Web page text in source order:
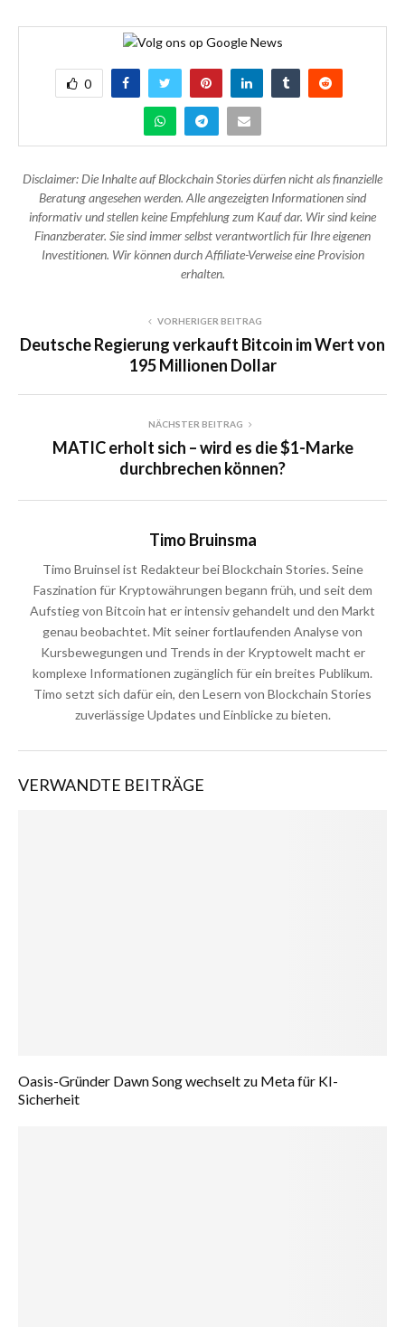
0
Disclaimer: Die Inhalte auf Blockchain Stories dürfen nicht als finanzielle
Beratung angesehen werden. Alle angezeigten Informationen sind
informativ und stellen keine Empfehlung zum Kauf dar. Wir sind keine
Finanzberater. Sie sind immer selbst verantwortlich für Ihre eigenen
Investitionen. Wir können durch Affiliate-Verweise eine Provision
erhalten.
VORHERIGER BEITRAG
Deutsche Regierung verkauft Bitcoin im Wert von
195 Millionen Dollar
NÄCHSTER BEITRAG
MATIC erholt sich – wird es die $1-Marke
durchbrechen können?
Timo Bruinsma
Timo Bruinsel ist Redakteur bei Blockchain Stories. Seine
Faszination für Kryptowährungen begann früh, und seit dem
Aufstieg von Bitcoin hat er intensiv gehandelt und den Markt
genau beobachtet. Mit seiner fortlaufenden Analyse von
Kursbewegungen und Trends in der Kryptowelt macht er
komplexe Informationen zugänglich für ein breites Publikum.
Timo setzt sich dafür ein, den Lesern von Blockchain Stories
zuverlässige Updates und Einblicke zu bieten.
VERWANDTE BEITRÄGE
Oasis-Gründer Dawn Song wechselt zu Meta für KI-
Sicherheit